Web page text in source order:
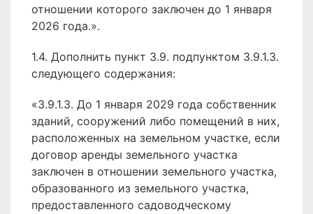
отношении которого заключен до 1 января
2026 года.».
1.4. Дополнить пункт 3.9. подпунктом 3.9.1.3.
следующего содержания:
«3.9.1.3. До 1 января 2029 года собственник
зданий, сооружений либо помещений в них,
расположенных на земельном участке, если
договор аренды земельного участка
заключен в отношении земельного участка,
образованного из земельного участка,
предоставленного садоводческому